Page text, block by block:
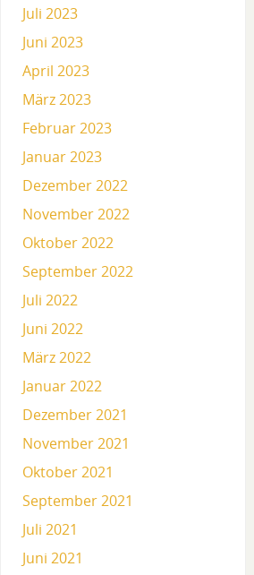
Juli 2023
Juni 2023
April 2023
März 2023
Februar 2023
Januar 2023
Dezember 2022
November 2022
Oktober 2022
September 2022
Juli 2022
Juni 2022
März 2022
Januar 2022
Dezember 2021
November 2021
Oktober 2021
September 2021
Juli 2021
Juni 2021